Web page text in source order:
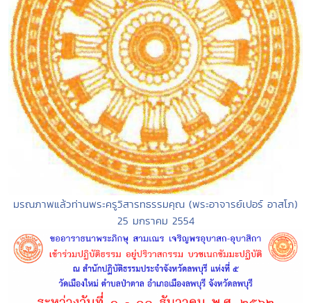
มรณภาพแล้วท่านพระครูวิสารทธรรมคุณ (พระอาจารย์เปอร์ อาสโภ)
25 มกราคม 2554